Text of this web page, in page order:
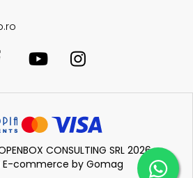
CONSULTING SRL 2026
commerce by Gomag